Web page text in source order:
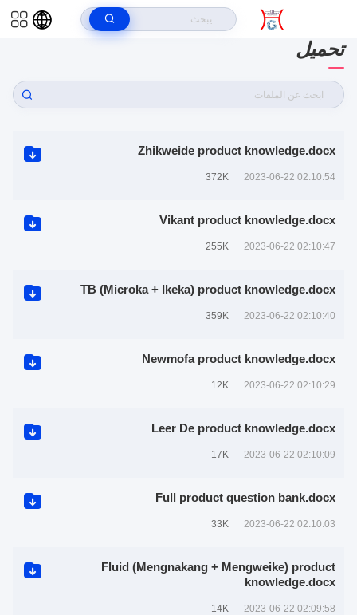
بيت RUIAN HUAGUANG TRADING CO., LTD. تنزيل المستندتحميل
Zhikweide product knowledge.docx
372K 2023-06-22 02:10:54
Vikant product knowledge.docx
255K 2023-06-22 02:10:47
TB (Microka + Ikeka) product knowledge.docx
359K 2023-06-22 02:10:40
Newmofa product knowledge.docx
12K 2023-06-22 02:10:29
Leer De product knowledge.docx
17K 2023-06-22 02:10:09
Full product question bank.docx
33K 2023-06-22 02:10:03
Fluid (Mengnakang + Mengweike) product
knowledge.docx
14K 2023-06-22 02:09:58